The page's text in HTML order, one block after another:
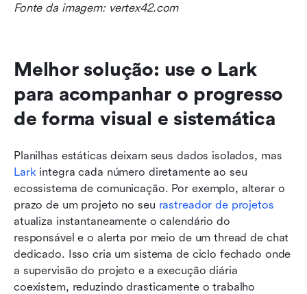
Fonte da imagem: vertex42.com
Melhor solução: use o Lark
para acompanhar o progresso
de forma visual e sistemática
Lark integra cada número diretamente ao seu
ecossistema de comunicação. Por exemplo, alterar o
prazo de um projeto no seu rastreador de projetos
atualiza instantaneamente o calendário do
responsável e o alerta por meio de um thread de chat
dedicado. Isso cria um sistema de ciclo fechado onde
a supervisão do projeto e a execução diária
coexistem, reduzindo drasticamente o trabalho